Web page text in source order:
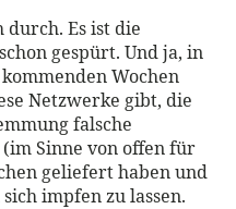
Es ist die
gespürt. Und ja, in
Wochen
Netzwerke gibt, die
falsche
Sinne von offen für
geliefert haben und
impfen zu lassen.